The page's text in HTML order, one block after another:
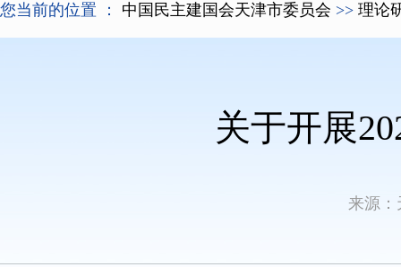
您当前的位置 ： 中国民主建国会天津市委员会 >> 理论
关于开展
来源